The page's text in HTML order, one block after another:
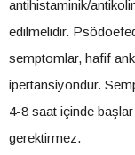
antihistaminik/
edilmelidir.
semptomlar, hafif
ipertansiyondur.
4-8 saat içinde
gerektirmez.